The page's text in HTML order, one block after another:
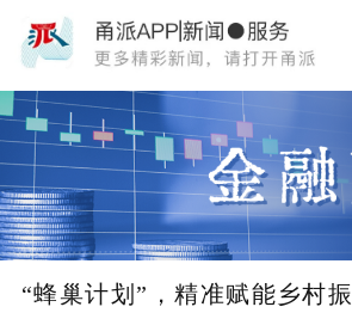
“蜂巢计划”，精准赋能乡村振